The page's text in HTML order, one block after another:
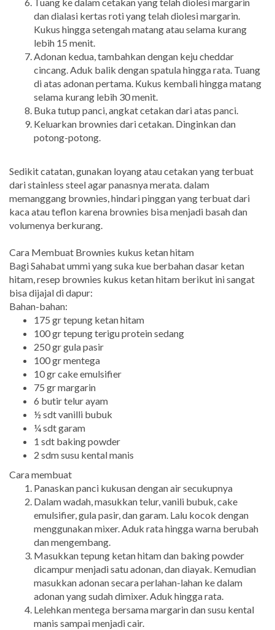
Tuang ke dalam cetakan yang telah diolesi margarin
dan dialasi kertas roti yang telah diolesi margarin.
Kukus hingga setengah matang atau selama kurang
lebih 15 menit.
Adonan kedua, tambahkan dengan keju cheddar
cincang. Aduk balik dengan spatula hingga rata. Tuang
di atas adonan pertama. Kukus kembali hingga matang
selama kurang lebih 30 menit.
Buka tutup panci, angkat cetakan dari atas panci.
Keluarkan brownies dari cetakan. Dinginkan dan
potong-potong.
Sedikit catatan, gunakan loyang atau cetakan yang terbuat
dari stainless steel agar panasnya merata. dalam
memanggang brownies, hindari pinggan yang terbuat dari
kaca atau teflon karena brownies bisa menjadi basah dan
volumenya berkurang.
Cara Membuat Brownies kukus ketan hitam
Bagi Sahabat ummi yang suka kue berbahan dasar ketan
hitam, resep brownies kukus ketan hitam berikut ini sangat
bisa dijajal di dapur:
Bahan-bahan:
175 gr tepung ketan hitam
100 gr tepung terigu protein sedang
250 gr gula pasir
100 gr mentega
10 gr cake emulsifier
75 gr margarin
6 butir telur ayam
½ sdt vanilli bubuk
¼ sdt garam
1 sdt baking powder
2 sdm susu kental manis
Cara membuat
Panaskan panci kukusan dengan air secukupnya
Dalam wadah, masukkan telur, vanili bubuk, cake
emulsifier, gula pasir, dan garam. Lalu kocok dengan
menggunakan mixer. Aduk rata hingga warna berubah
dan mengembang.
Masukkan tepung ketan hitam dan baking powder
dicampur menjadi satu adonan, dan diayak. Kemudian
masukkan adonan secara perlahan-lahan ke dalam
adonan yang sudah dimixer. Aduk hingga rata.
Lelehkan mentega bersama margarin dan susu kental
manis sampai menjadi cair.